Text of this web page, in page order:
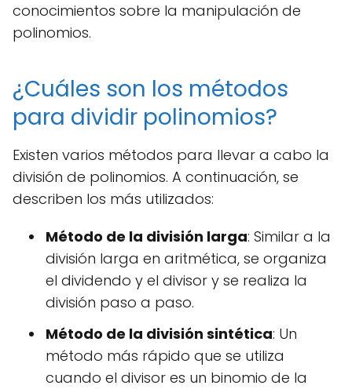
conocimientos sobre la manipulación de
polinomios.
¿Cuáles son los métodos
para dividir polinomios?
Existen varios métodos para llevar a cabo la
división de polinomios. A continuación, se
describen los más utilizados:
Método de la división larga: Similar a la
división larga en aritmética, se organiza
el dividendo y el divisor y se realiza la
división paso a paso.
Método de la división sintética: Un
método más rápido que se utiliza
cuando el divisor es un binomio de la